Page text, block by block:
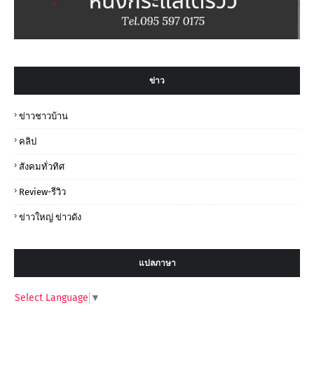
ข่าว
ข่าวชาวบ้าน
คลิป
สังคมทั่วทิศ
Review-รีวิว
ข่าวใหญ่ ข่าวดัง
แปลภาษา
Select Language ▼